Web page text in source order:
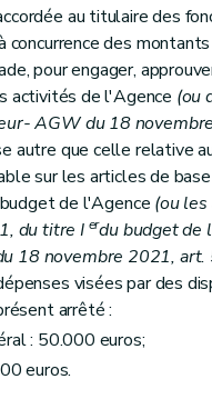
au titulaire des
concurrence des
pour engager,
activités de l'Agence (ou
AGW du 18
autre que celle relative
sur les articles de
de l'Agence (ou
du titre I erdu budget de
18 novembre 2021, art.
visées par des
arrêté :
: 50.000 euros;
euros.